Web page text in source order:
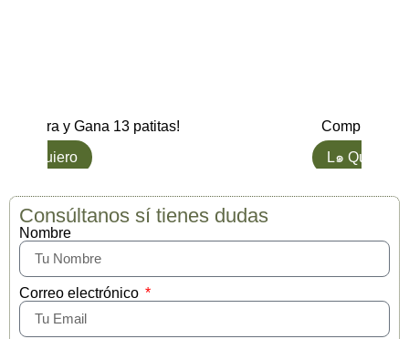
Compra y Gana 13 patitas!
L๑ Quiero
Compra y
L๑ Quiero
Consúltanos sí tienes dudas
Nombre
Correo electrónico